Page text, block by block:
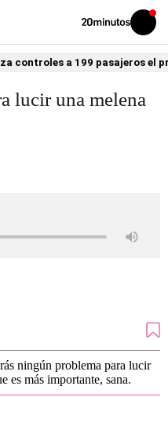
Volver
Iniciar
sesión
controles a 199 pasajeros el
lucir una melena
ningún problema para lucir
es más importante, sana.